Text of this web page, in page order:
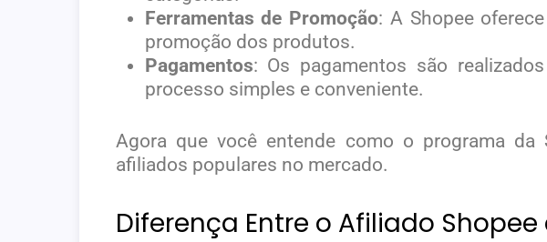
Ferramentas de Promoção: A Shopee
promoção dos produtos.
Pagamentos: Os pagamentos são
processo simples e conveniente.
Agora que você entende como o programa da
afiliados populares no mercado.
Diferença Entre o Afiliado